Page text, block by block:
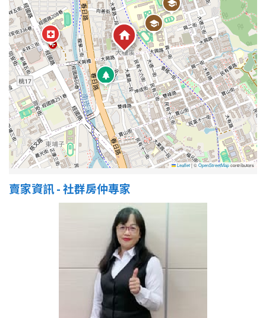
屋齡
不拘
5 年以下
5-10 年 10-20 年
20-30 年 30-40 年
40 年以上
Leaflet|©OpenStreetMapcontributors
賣家資訊 - 社群房仲專家